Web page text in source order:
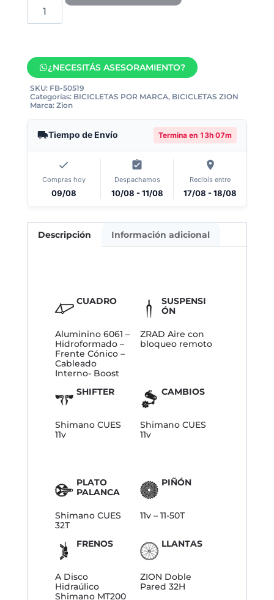
¿NECESITÁS ASESORAMIENTO?
SKU: FB-50519
Categorías: BICICLETAS POR MARCA, BICICLETAS ZION
Marca: Zion
Tiempo de Envío Termina en 13h 07m
Compras hoy
09/08
Despachamos
10/08 - 11/08
Recibís entre
17/08 - 18/08
Descripción Información adicional
CUADRO
Aluminino 6061 –
Hidroformado –
Frente Cónico –
Cableado
Interno- Boost
SUSPENSI
ÓN
ZRAD Aire con
bloqueo remoto
SHIFTER
Shimano CUES
11v
CAMBIOS
Shimano CUES
11v
PLATO
PALANCA
Shimano CUES
32T
PIÑÓN
11v – 11-50T
FRENOS
A Disco
Hidraúlico
Shimano MT200
LLANTAS
ZION Doble
Pared 32H